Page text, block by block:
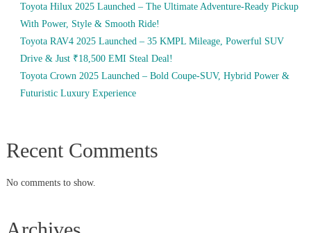
Toyota Hilux 2025 Launched – The Ultimate Adventure-Ready Pickup
With Power, Style & Smooth Ride!
Toyota RAV4 2025 Launched – 35 KMPL Mileage, Powerful SUV
Drive & Just ₹18,500 EMI Steal Deal!
Toyota Crown 2025 Launched – Bold Coupe-SUV, Hybrid Power &
Futuristic Luxury Experience
Recent Comments
No comments to show.